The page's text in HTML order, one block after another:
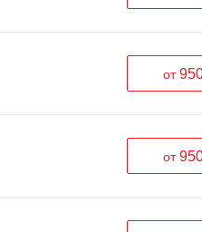
от
от